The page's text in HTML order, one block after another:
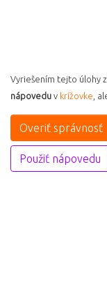
Vyriešením tejto úlohy
nápovedu v krížovke ,